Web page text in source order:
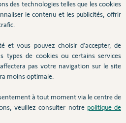
Problème ajout SMOOVE IO sur Tahoma
à
des technologies telles que les cookies
le contenu et les publicités, offrir
et vous pouvez choisir d’accepter, de
de cookies ou certains services
pas votre navigation sur le site
moins optimale.
à tout moment via le centre de
veuillez consulter notre politique de